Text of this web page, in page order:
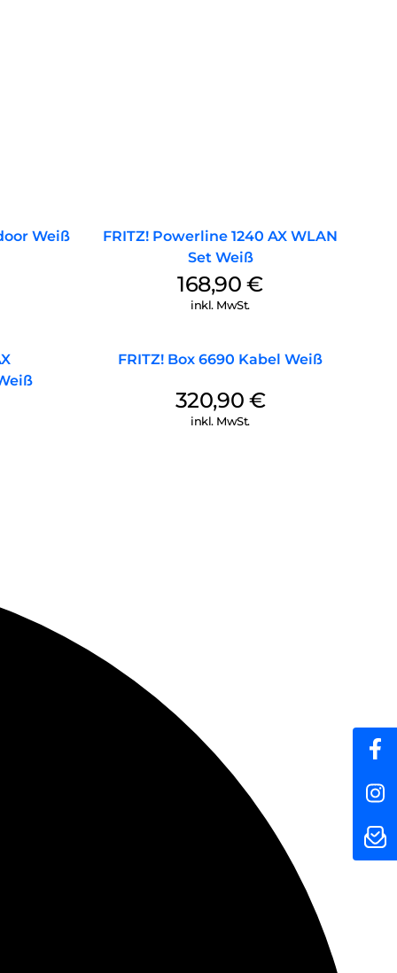
Weiß
FRITZ! Powerline 1240 AX WLAN
Set Weiß
168,90€
inkl. MwSt.
FRITZ! Box 6690 Kabel Weiß
320,90 €
inkl. MwSt.